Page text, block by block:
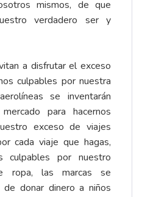
mismos, de que
verdadero ser y
a disfrutar el exceso
culpables por nuestra
se inventarán
para hacernos
exceso de viajes
cada viaje que hagas,
culpables por nuestro
ropa, las marcas se
de donar dinero a niños